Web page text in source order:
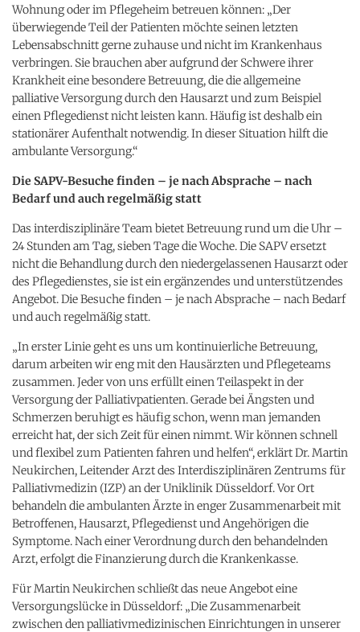
Wohnung oder im Pflegeheim betreuen können: „Der
überwiegende Teil der Patienten möchte seinen letzten
Lebensabschnitt gerne zuhause und nicht im Krankenhaus
verbringen. Sie brauchen aber aufgrund der Schwere ihrer
Krankheit eine besondere Betreuung, die die allgemeine
palliative Versorgung durch den Hausarzt und zum Beispiel
einen Pflegedienst nicht leisten kann. Häufig ist deshalb ein
stationärer Aufenthalt notwendig. In dieser Situation hilft die
ambulante Versorgung.“
Die SAPV-Besuche finden – je nach Absprache – nach
Bedarf und auch regelmäßig statt
Das interdisziplinäre Team bietet Betreuung rund um die Uhr –
24 Stunden am Tag, sieben Tage die Woche. Die SAPV ersetzt
nicht die Behandlung durch den niedergelassenen Hausarzt oder
des Pflegedienstes, sie ist ein ergänzendes und unterstützendes
Angebot. Die Besuche finden – je nach Absprache – nach Bedarf
und auch regelmäßig statt.
„In erster Linie geht es uns um kontinuierliche Betreuung,
darum arbeiten wir eng mit den Hausärzten und Pflegeteams
zusammen. Jeder von uns erfüllt einen Teilaspekt in der
Versorgung der Palliativpatienten. Gerade bei Ängsten und
Schmerzen beruhigt es häufig schon, wenn man jemanden
erreicht hat, der sich Zeit für einen nimmt. Wir können schnell
und flexibel zum Patienten fahren und helfen“, erklärt Dr. Martin
Neukirchen, Leitender Arzt des Interdisziplinären Zentrums für
Palliativmedizin (IZP) an der Uniklinik Düsseldorf. Vor Ort
behandeln die ambulanten Ärzte in enger Zusammenarbeit mit
Betroffenen, Hausarzt, Pflegedienst und Angehörigen die
Symptome. Nach einer Verordnung durch den behandelnden
Arzt, erfolgt die Finanzierung durch die Krankenkasse.
Für Martin Neukirchen schließt das neue Angebot eine
Versorgungslücke in Düsseldorf: „Die Zusammenarbeit
zwischen den palliativmedizinischen Einrichtungen in unserer